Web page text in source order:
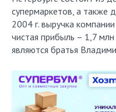
супермаркетов, а также
2004 г. выручка
чистая прибыль – 1,7
являются братья